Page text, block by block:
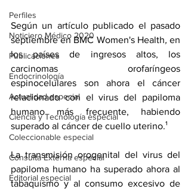
Perfiles
Noticiero Médico 2020
Publicaciones
Endocrinología
Actualidad especial
Ciencia y Tecnología especial
Coleccionable especial
Consulta Externa especial
Editorial especial
Según un artículo publicado el pasado
septiembre en BMC Women's Health, en
los países de ingresos altos, los
carcinomas orofaríngeos
espinocelulares son ahora el cáncer
relacionado con el virus del papiloma
humano más frecuente, habiendo
superado al cáncer de cuello uterino.¹
La transmisión orogenital del virus del
papiloma humano ha superado ahora al
tabaquismo y al consumo excesivo de